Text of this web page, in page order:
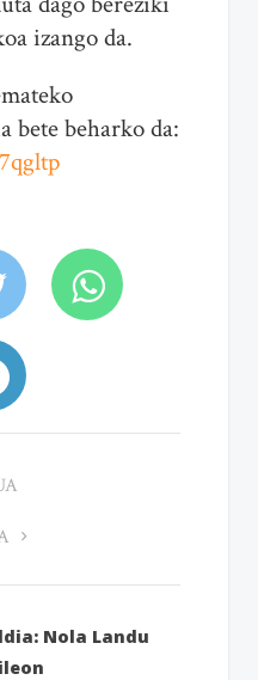
izango da.
bete beharko da:
Nola Landu